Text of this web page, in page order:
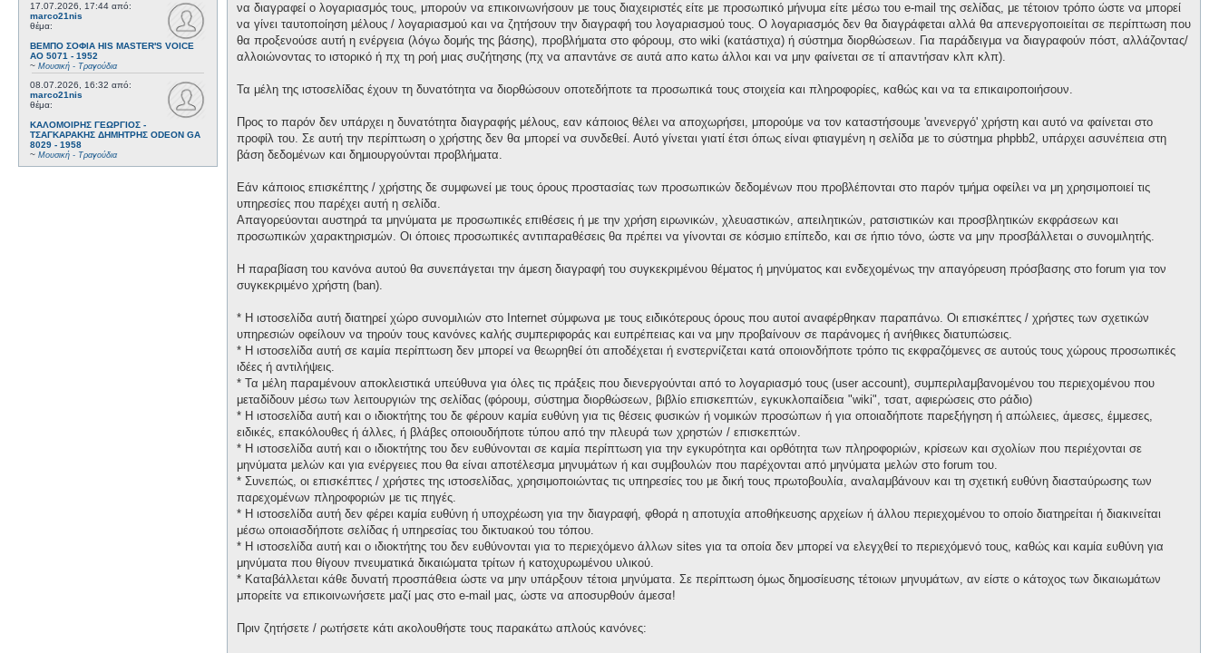
17.07.2026, 17:44 από:
marco21nis
θέμα:
ΒΕΜΠΟ ΣΟΦΙΑ HIS MASTER'S VOICE
AO 5071 - 1952
~ Μουσική - Τραγούδια
08.07.2026, 16:32 από:
marco21nis
θέμα:
ΚΑΛΟΜΟΙΡΗΣ ΓΕΩΡΓΙΟΣ -
ΤΣΑΓΚΑΡΑΚΗΣ ΔΗΜΗΤΡΗΣ ODEON GA
8029 - 1958
~ Μουσική - Τραγούδια
να διαγραφεί ο λογαριασμός τους, μπορούν να επικοινωνήσουν με τους διαχειριστές είτε με προσωπικό μήνυμα είτε μέσω του e-mail της σελίδας, με τέτοιον τρόπο ώστε να μπορεί
να γίνει ταυτοποίηση μέλους / λογαριασμού και να ζητήσουν την διαγραφή του λογαριασμού τους. Ο λογαριασμός δεν θα διαγράφεται αλλά θα απενεργοποιείται σε περίπτωση που
θα προξενούσε αυτή η ενέργεια (λόγω δομής της βάσης), προβλήματα στο φόρουμ, στο wiki (κατάστιχα) ή σύστημα διορθώσεων. Για παράδειγμα να διαγραφούν πόστ, αλλάζοντας/
αλλοιώνοντας το ιστορικό ή πχ τη ροή μιας συζήτησης (πχ να απαντάνε σε αυτά απο κατω άλλοι και να μην φαίνεται σε τί απαντήσαν κλπ κλπ).
Τα μέλη της ιστοσελίδας έχουν τη δυνατότητα να διορθώσουν οποτεδήποτε τα προσωπικά τους στοιχεία και πληροφορίες, καθώς και να τα επικαιροποιήσουν.
Προς το παρόν δεν υπάρχει η δυνατότητα διαγραφής μέλους, εαν κάποιος θέλει να αποχωρήσει, μπορούμε να τον καταστήσουμε 'ανενεργό' χρήστη και αυτό να φαίνεται στο
προφίλ του. Σε αυτή την περίπτωση ο χρήστης δεν θα μπορεί να συνδεθεί. Αυτό γίνεται γιατί έτσι όπως είναι φτιαγμένη η σελίδα με το σύστημα phpbb2, υπάρχει ασυνέπεια στη
βάση δεδομένων και δημιουργούνται προβλήματα.
Εάν κάποιος επισκέπτης / χρήστης δε συμφωνεί με τους όρους προστασίας των προσωπικών δεδομένων που προβλέπονται στο παρόν τμήμα οφείλει να μη χρησιμοποιεί τις
υπηρεσίες που παρέχει αυτή η σελίδα.
Απαγορεύονται αυστηρά τα μηνύματα με προσωπικές επιθέσεις ή με την χρήση ειρωνικών, χλευαστικών, απειλητικών, ρατσιστικών και προσβλητικών εκφράσεων και
προσωπικών χαρακτηρισμών. Οι όποιες προσωπικές αντιπαραθέσεις θα πρέπει να γίνονται σε κόσμιο επίπεδο, και σε ήπιο τόνο, ώστε να μην προσβάλλεται ο συνομιλητής.
Η παραβίαση του κανόνα αυτού θα συνεπάγεται την άμεση διαγραφή του συγκεκριμένου θέματος ή μηνύματος και ενδεχομένως την απαγόρευση πρόσβασης στο forum για τον
συγκεκριμένο χρήστη (ban).
* H ιστοσελίδα αυτή διατηρεί χώρο συνομιλιών στο Internet σύμφωνα με τους ειδικότερους όρους που αυτοί αναφέρθηκαν παραπάνω. Οι επισκέπτες / χρήστες των σχετικών
υπηρεσιών οφείλουν να τηρούν τους κανόνες καλής συμπεριφοράς και ευπρέπειας και να μην προβαίνουν σε παράνομες ή ανήθικες διατυπώσεις.
* H ιστοσελίδα αυτή σε καμία περίπτωση δεν μπορεί να θεωρηθεί ότι αποδέχεται ή ενστερνίζεται κατά οποιονδήποτε τρόπο τις εκφραζόμενες σε αυτούς τους χώρους προσωπικές
ιδέες ή αντιλήψεις.
* Τα μέλη παραμένουν αποκλειστικά υπεύθυνα για όλες τις πράξεις που διενεργούνται από το λογαριασμό τους (user account), συμπεριλαμβανομένου του περιεχομένου που
μεταδίδουν μέσω των λειτουργιών της σελίδας (φόρουμ, σύστημα διορθώσεων, βιβλίο επισκεπτών, εγκυκλοπαίδεια "wiki", τσατ, αφιερώσεις στο ράδιο)
* H ιστοσελίδα αυτή και ο ιδιοκτήτης του δε φέρουν καμία ευθύνη για τις θέσεις φυσικών ή νομικών προσώπων ή για οποιαδήποτε παρεξήγηση ή απώλειες, άμεσες, έμμεσες,
ειδικές, επακόλουθες ή άλλες, ή βλάβες οποιουδήποτε τύπου από την πλευρά των χρηστών / επισκεπτών.
* H ιστοσελίδα αυτή και ο ιδιοκτήτης του δεν ευθύνονται σε καμία περίπτωση για την εγκυρότητα και ορθότητα των πληροφοριών, κρίσεων και σχολίων που περιέχονται σε
μηνύματα μελών και για ενέργειες που θα είναι αποτέλεσμα μηνυμάτων ή και συμβουλών που παρέχονται από μηνύματα μελών στο forum του.
* Συνεπώς, οι επισκέπτες / χρήστες της ιστοσελίδας, χρησιμοποιώντας τις υπηρεσίες του με δική τους πρωτοβουλία, αναλαμβάνουν και τη σχετική ευθύνη διασταύρωσης των
παρεχομένων πληροφοριών με τις πηγές.
* H ιστοσελίδα αυτή δεν φέρει καμία ευθύνη ή υποχρέωση για την διαγραφή, φθορά η αποτυχία αποθήκευσης αρχείων ή άλλου περιεχομένου το οποίο διατηρείται ή διακινείται
μέσω οποιασδήποτε σελίδας ή υπηρεσίας του δικτυακού του τόπου.
* H ιστοσελίδα αυτή και ο ιδιοκτήτης του δεν ευθύνονται για το περιεχόμενο άλλων sites για τα οποία δεν μπορεί να ελεγχθεί το περιεχόμενό τους, καθώς και καμία ευθύνη για
μηνύματα που θίγουν πνευματικά δικαιώματα τρίτων ή κατοχυρωμένου υλικού.
* Καταβάλλεται κάθε δυνατή προσπάθεια ώστε να μην υπάρξουν τέτοια μηνύματα. Σε περίπτωση όμως δημοσίευσης τέτοιων μηνυμάτων, αν είστε ο κάτοχος των δικαιωμάτων
μπορείτε να επικοινωνήσετε μαζί μας στο e-mail μας, ώστε να αποσυρθούν άμεσα!
Πριν ζητήσετε / ρωτήσετε κάτι ακολουθήστε τους παρακάτω απλούς κανόνες: